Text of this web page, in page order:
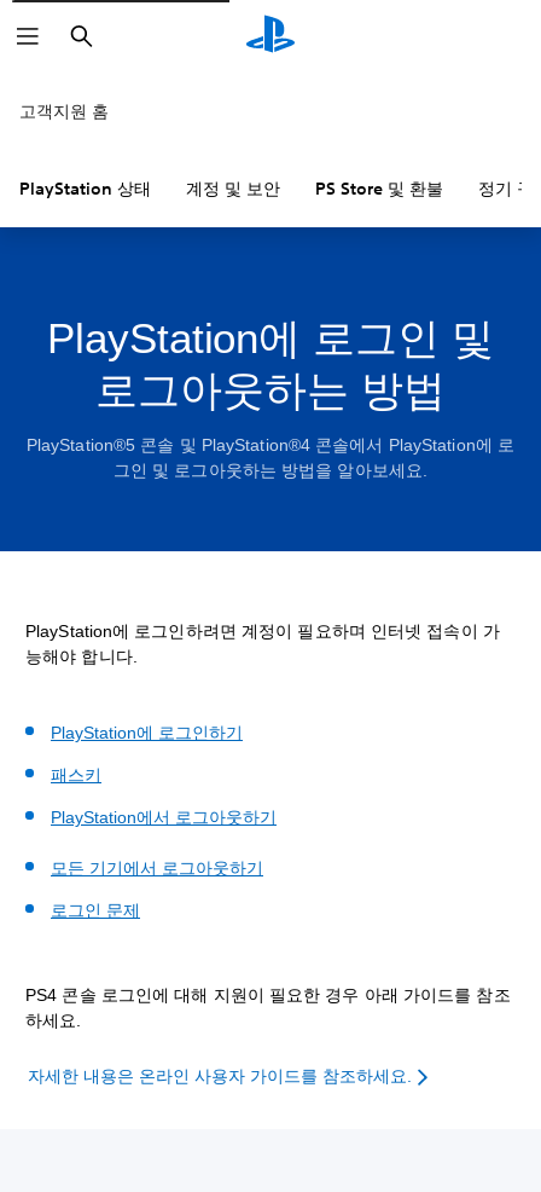
검
색
고객지원 홈
PlayStation 상태 계정 및 보안 PS Store 및 환불 정기 구
PlayStation에 로그인 및
로그아웃하는 방법
PlayStation®5 콘솔 및 PlayStation®4 콘솔에서 PlayStation에 로
그인 및 로그아웃하는 방법을 알아보세요.
PlayStation에 로그인하려면 계정이 필요하며 인터넷 접속이 가
능해야 합니다.
PlayStation에 로그인하기
패스키
PlayStation에서 로그아웃하기
모든 기기에서 로그아웃하기
로그인 문제
PS4 콘솔 로그인에 대해 지원이 필요한 경우 아래 가이드를 참조
하세요.
자세한 내용은 온라인 사용자 가이드를 참조하세요.